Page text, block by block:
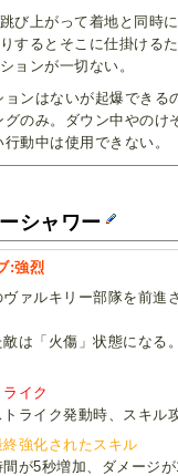
び上がって着地と同時
するとそこに仕掛けるた
ョンが一切ない。
ョンはないが起爆できる
グのみ。ダウン中やのけ
行動中は使用できない。
シャワー
:強烈
ァルキリー部隊を前進
は「火傷」状態になる
イク
トライク発動時、スキル
強化されたスキル
間が5秒増加、ダメージ